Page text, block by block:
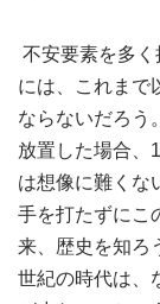
不安要素を多
には、これまで
ならないだろう
放置した場合、
は想像に難くな
手を打たずにこ
来、歴史を知ろ
世紀の時代は、